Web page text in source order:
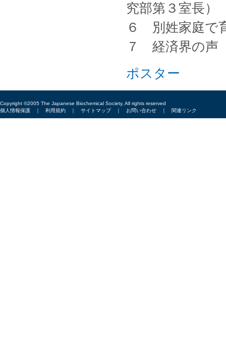
究部第３室長）
６ 別姓家庭で
７ 経済界の声
ポスター
Copyright ©2005 The Japanese Biochemical Society, All rights reserved
個人情報保護 ｜ 利用規約 ｜ サイトマップ｜ お問い合わせ ｜ 関連リンク